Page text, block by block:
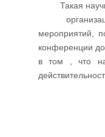
Такая
мероприятий,
конференции
в том , что